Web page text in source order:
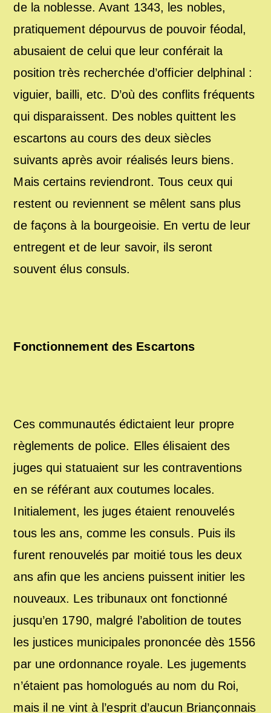
de la noblesse. Avant 1343, les nobles,
pratiquement dépourvus de pouvoir féodal,
abusaient de celui que leur conférait la
position très recherchée d’officier delphinal :
viguier, bailli, etc. D’où des conflits fréquents
qui disparaissent. Des nobles quittent les
escartons au cours des deux siècles
suivants après avoir réalisés leurs biens.
Mais certains reviendront. Tous ceux qui
restent ou reviennent se mêlent sans plus
de façons à la bourgeoisie. En vertu de leur
entregent et de leur savoir, ils seront
souvent élus consuls.
Fonctionnement des Escartons
Ces communautés édictaient leur propre
règlements de police. Elles élisaient des
juges qui statuaient sur les contraventions
en se référant aux coutumes locales.
Initialement, les juges étaient renouvelés
tous les ans, comme les consuls. Puis ils
furent renouvelés par moitié tous les deux
ans afin que les anciens puissent initier les
nouveaux. Les tribunaux ont fonctionné
jusqu’en 1790, malgré l’abolition de toutes
les justices municipales prononcée dès 1556
par une ordonnance royale. Les jugements
n’étaient pas homologués au nom du Roi,
mais il ne vint à l’esprit d’aucun Briançonnais